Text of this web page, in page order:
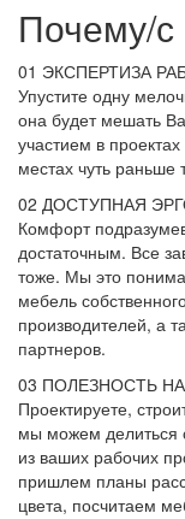
Почему/
01 ЭКСПЕРТИЗА
Упустите одну
она будет мешать
участием в
местах чуть раньше
02 ДОСТУПНАЯ
Комфорт
достаточным. Все
тоже. Мы это
мебель
производителей, а
партнеров.
03 ПОЛЕЗНОСТЬ
Проектируете,
мы можем делиться
из ваших рабочих
пришлем планы
цвета, посчитаем